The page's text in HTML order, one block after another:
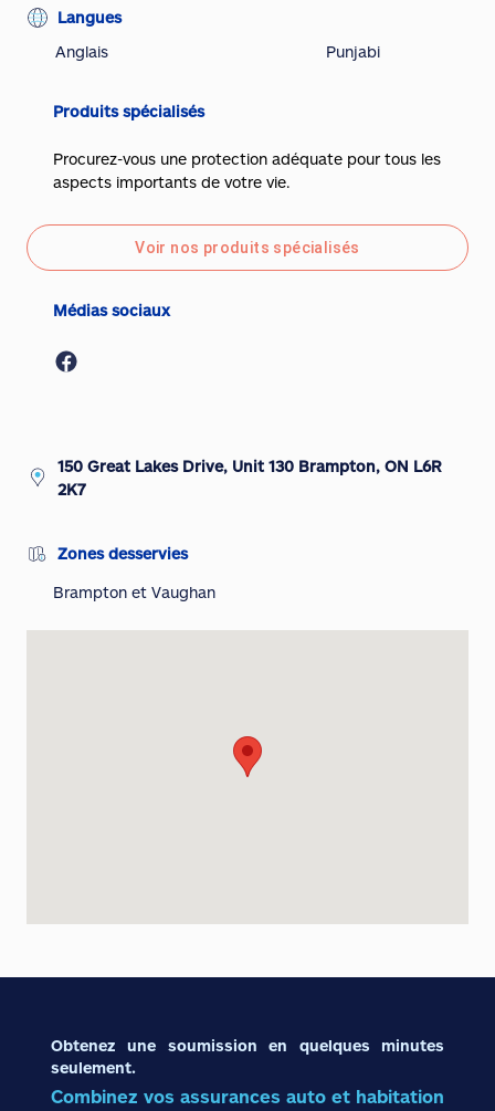
Langues
Anglais
Punjabi
Produits spécialisés
Procurez-vous une protection adéquate pour tous les
aspects importants de votre vie.
Voir nos produits spécialisés
Médias sociaux
150 Great Lakes Drive, Unit 130 Brampton, ON L6R
2K7
Zones desservies
Brampton et Vaughan
Obtenez une soumission en quelques minutes
seulement.
Combinez vos assurances auto et habitation